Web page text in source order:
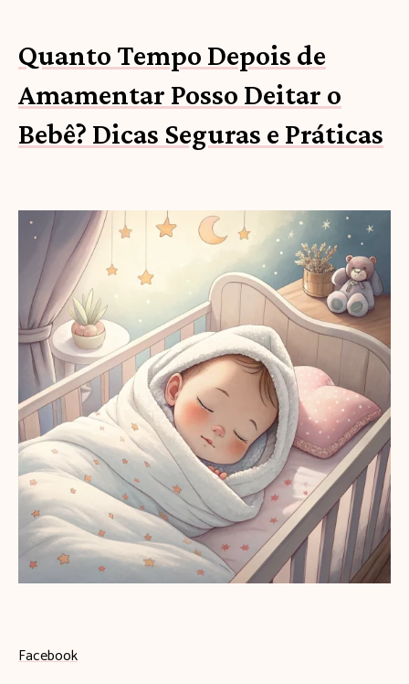
Quanto Tempo Depois de
Amamentar Posso Deitar o
Bebê? Dicas Seguras e Práticas
Facebook